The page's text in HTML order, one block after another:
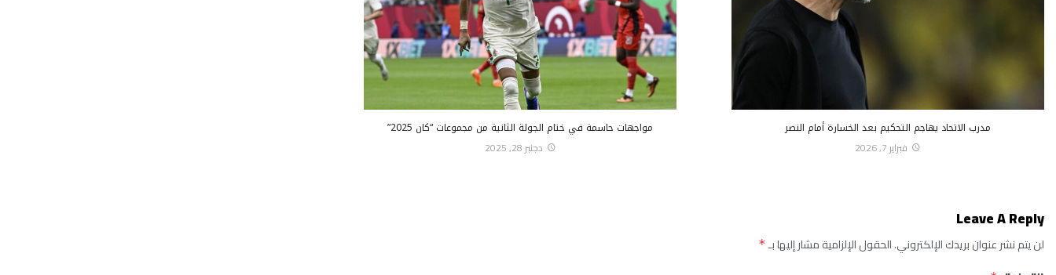
مدرب الاتحاد يهاجم التحكيم بعد الخسارة أمام النصر
فبراير 7, 2026
مواجهات حاسمة في ختام الجولة الثانية من مجموعات “كان 2025”
دجنبر 28, 2025
Leave A Reply
لن يتم نشر عنوان بريدك الإلكتروني.الحقول الإلزامية مشار إليها بـ*